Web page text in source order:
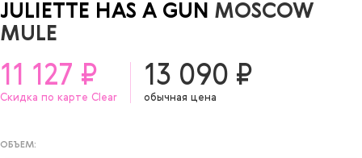
JULIETTE HAS A GUN MOSCOW
MULE
ОБЪЕМ:
11 127 ₽
Скидка по карте Clear
13 090 ₽
обычная цена